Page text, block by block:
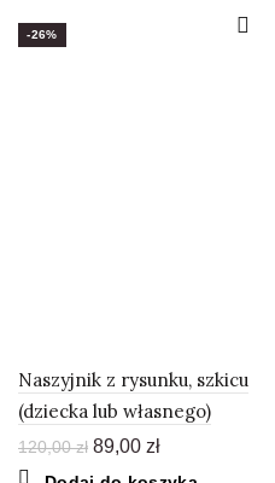
-26%
Naszyjnik z rysunku, szkicu
(dziecka lub własnego)
120,00zł Pierwotna
89,00 złAktualna